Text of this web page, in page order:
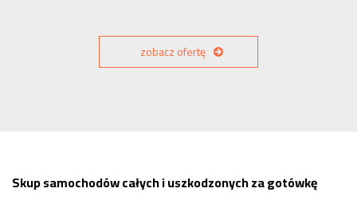
zobacz ofertę
Skup samochodów całych i uszkodzonych za gotówkę